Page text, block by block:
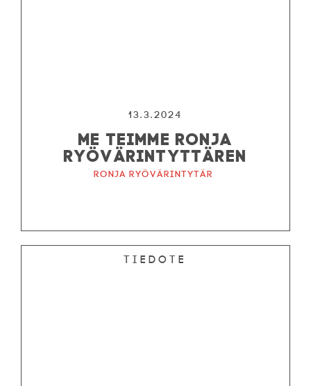
13.3.2024
ME TEIMME RONJA
RYÖVÄRINTYTTÄREN
Ronja ryövärintytär
Tiedote